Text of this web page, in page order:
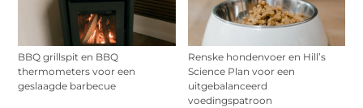
BBQ grillspit en BBQ
thermometers voor een
geslaagde barbecue
Renske hondenvoer en Hill’s
Science Plan voor een
uitgebalanceerd
voedingspatroon